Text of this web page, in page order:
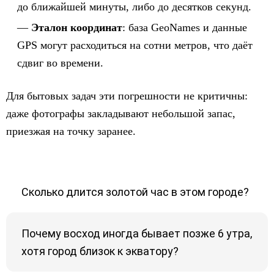
до ближайшей минуты, либо до десятков секунд.
Эталон координат: база GeoNames и данные
GPS могут расходиться на сотни метров, что даёт
сдвиг во времени.
Для бытовых задач эти погрешности не критичны:
даже фотографы закладывают небольшой запас,
приезжая на точку заранее.
Сколько длится золотой час в этом городе?
Почему восход иногда бывает позже 6 утра,
хотя город близок к экватору?